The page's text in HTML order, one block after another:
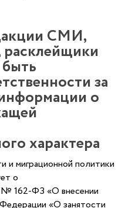
СМИ,
расклейщики
за
о
характера
и миграционной политики
о
№ 162-ФЗ «О внесении
«О занятости